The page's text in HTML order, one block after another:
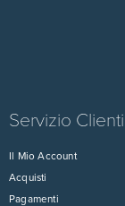
Servizio Clienti
Il Mio Account
Acquisti
Pagamenti